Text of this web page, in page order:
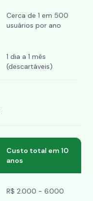
Cerca de 1 em 500
usuários por ano
1 dia a 1 mês
(descartáveis)
Custo total em 10
anos
R$ 2.000 - 6.000